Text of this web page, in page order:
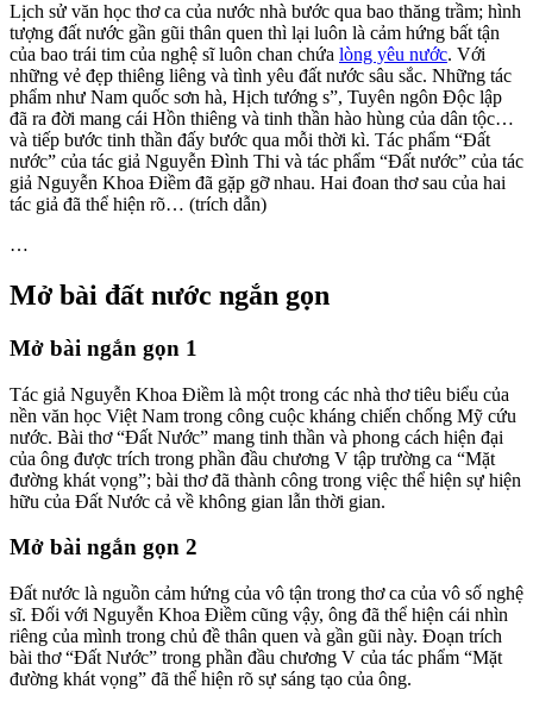
Lịch sử văn học thơ ca của nước nhà bước qua bao thăng trầm; hình
tượng đất nước gần gũi thân quen thì lại luôn là cảm hứng bất tận
của bao trái tim của nghệ sĩ luôn chan chứa lòng yêu nước. Với
những vẻ đẹp thiêng liêng và tình yêu đất nước sâu sắc. Những tác
phẩm như Nam quốc sơn hà, Hịch tướng s”, Tuyên ngôn Độc lập
đã ra đời mang cái Hồn thiêng và tinh thần hào hùng của dân tộc…
và tiếp bước tinh thần đấy bước qua mỗi thời kì. Tác phẩm “Đất
nước” của tác giả Nguyễn Đình Thi và tác phẩm “Đất nước” của tác
giả Nguyễn Khoa Điềm đã gặp gỡ nhau. Hai đoan thơ sau của hai
tác giả đã thể hiện rõ… (trích dẫn)
…
Mở bài đất nước ngắn gọn
Mở bài ngắn gọn 1
Tác giả Nguyễn Khoa Điềm là một trong các nhà thơ tiêu biểu của
nền văn học Việt Nam trong công cuộc kháng chiến chống Mỹ cứu
nước. Bài thơ “Đất Nước” mang tinh thần và phong cách hiện đại
của ông được trích trong phần đầu chương V tập trường ca “Mặt
đường khát vọng”; bài thơ đã thành công trong việc thể hiện sự hiện
hữu của Đất Nước cả về không gian lẫn thời gian.
Mở bài ngắn gọn 2
Đất nước là nguồn cảm hứng của vô tận trong thơ ca của vô số nghệ
sĩ. Đối với Nguyễn Khoa Điềm cũng vậy, ông đã thể hiện cái nhìn
riêng của mình trong chủ đề thân quen và gần gũi này. Đoạn trích
bài thơ “Đất Nước” trong phần đầu chương V của tác phẩm “Mặt
đường khát vọng” đã thể hiện rõ sự sáng tạo của ông.